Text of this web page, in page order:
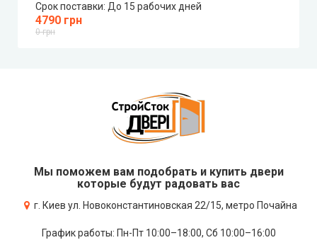
Срок поставки: До 15 рабочих дней
4790 грн
0 грн
Мы поможем вам подобрать и купить двери
которые будут радовать вас
г. Киев ул. Новоконстантиновская 22/15, метро Почайна
График работы: Пн-Пт 10:00–18:00, Сб 10:00–16:00